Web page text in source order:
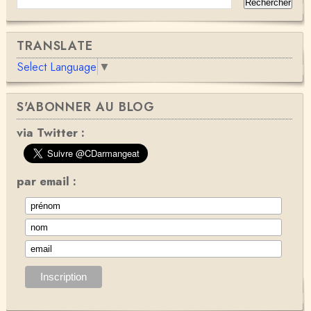
TRANSLATE
Select Language ▼
S'ABONNER AU BLOG
via Twitter :
par email :